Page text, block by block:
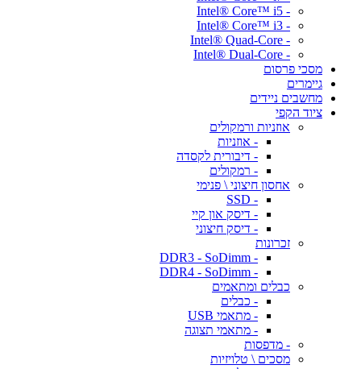
- Intel® Core™ i5
- Intel® Core™ i3
- Intel® Quad-Core
- Intel® Dual-Core
מסכי פרסום
גיימרים
מחשבים ניידים
ציוד הקפי
אוזניות ורמקולים
- אוזניות
- דיבורית לקסדה
- רמקולים
אחסון חיצוני \ פנימי
- SSD
- דיסק און קיי
- דיסק חיצוני
זכרונות
- DDR3 - SoDimm
- DDR4 - SoDimm
כבלים ומתאמים
- כבלים
- מתאמי USB
- מתאמי תצוגה
- מדפסות
מסכים \ טלויזיות